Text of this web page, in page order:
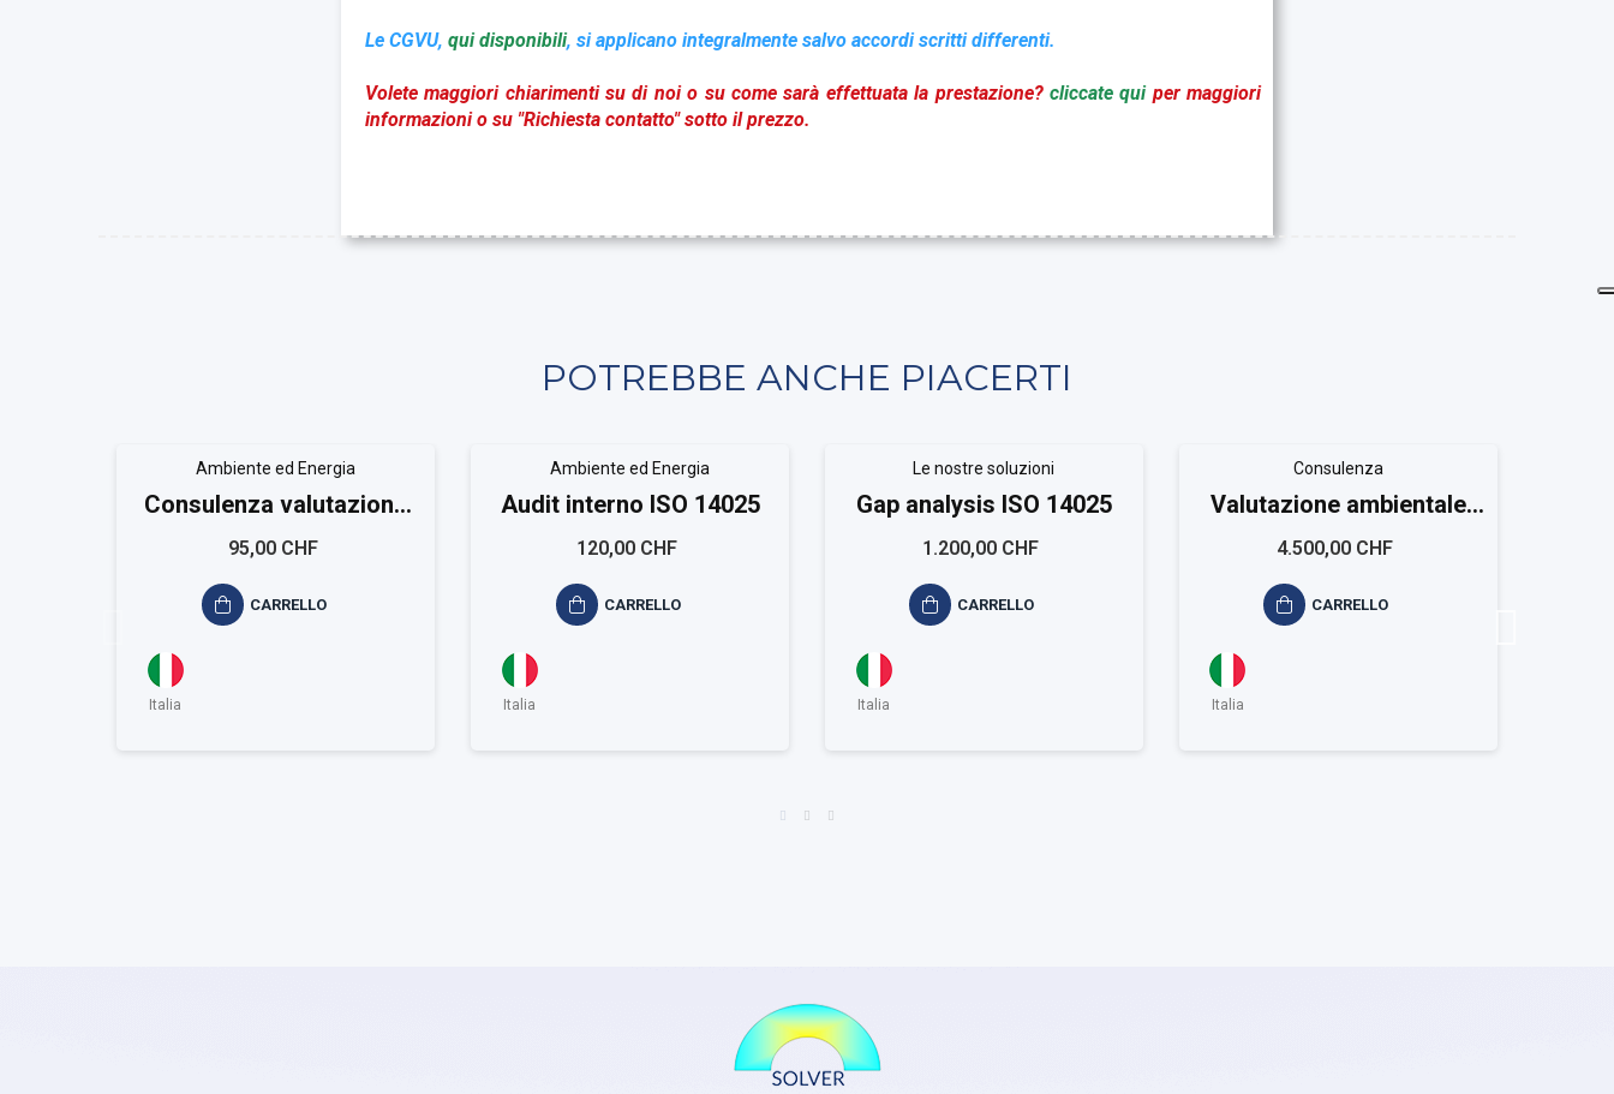
Le CGVU, qui disponibili, si applicano integralmente salvo accordi scritti differenti.
Volete maggiori chiarimenti su di noi o su come sarà effettuata la prestazione? cliccate qui per maggiori
informazioni o su "Richiesta contatto" sotto il prezzo.
POTREBBE ANCHE PIACERTI
Ambiente ed Energia
Consulenza valutazione
ambientale ISO 14025
95,00 CHF
CARRELLO
Italia
Ambiente ed Energia
Audit interno ISO 14025
120,00 CHF
CARRELLO
Italia
Le nostre soluzioni
Gap analysis ISO 14025
1.200,00 CHF
CARRELLO
Italia
Consulenza
Valutazione ambientale
ISO 14025 Small
4.500,00 CHF
CARRELLO
Italia